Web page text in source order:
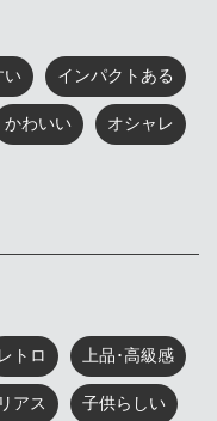
い インパクトある
かわいい オシャレ
レトロ 上品･高級感
アス 子供らしい